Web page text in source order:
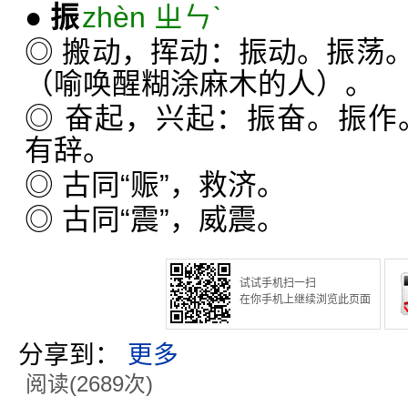
● 振zhèn ㄓㄣˋ
◎ 搬动，挥动：振动。振荡
（喻唤醒糊涂麻木的人）。
◎ 奋起，兴起：振奋。振作
有辞。
◎ 古同“赈”，救济。
◎ 古同“震”，威震。
试试手机扫一扫
在你手机上继续浏览此页面
分享到： 更多
阅读(2689次)